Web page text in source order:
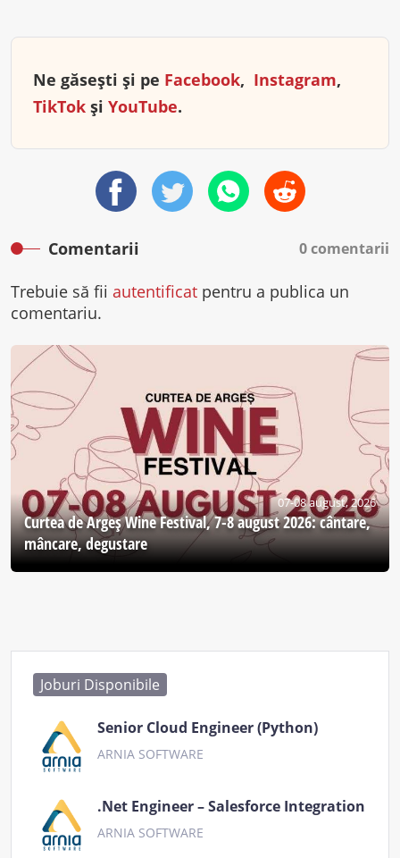
Ne găsești și pe Facebook, Instagram,
TikTok și YouTube.
Comentarii 0 comentarii
Trebuie să fii autentificat pentru a publica un
comentariu.
07-08 august, 2026
Curtea de Argeş Wine Festival, 7-8 august 2026: cântare,
mâncare, degustare
Joburi Disponibile
Senior Cloud Engineer (Python)
ARNIA SOFTWARE
.Net Engineer – Salesforce Integration
ARNIA SOFTWARE